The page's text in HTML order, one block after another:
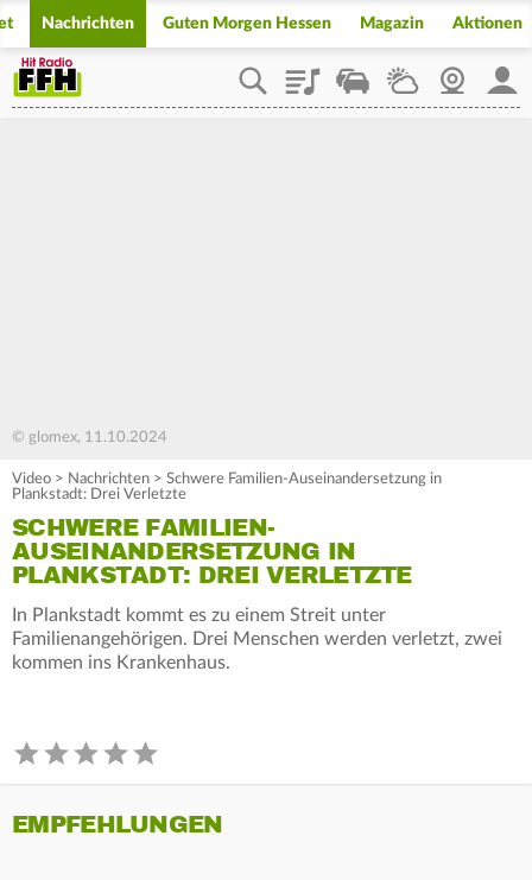
Nachrichten Guten Morgen Hessen Magazin Aktionen
PlaylistStaupilotWetterWebcam
© glomex, 11.10.2024
Video > Nachrichten > Schwere Familien-Auseinandersetzung in
Plankstadt: Drei Verletzte
SCHWERE FAMILIEN-
AUSEINANDERSETZUNG IN
PLANKSTADT: DREI VERLETZTE
In Plankstadt kommt es zu einem Streit unter
Familienangehörigen. Drei Menschen werden verletzt, zwei
kommen ins Krankenhaus.
EMPFEHLUNGEN